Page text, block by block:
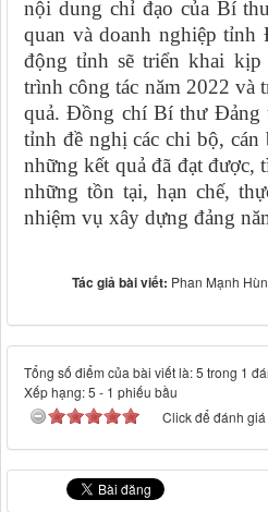
nội dung chỉ đạo của Bí
quan và doanh nghiệp
động tỉnh sẽ triển khai
trình công tác năm 2022 và
quả. Đồng chí Bí thư Đảng
tỉnh đề nghị các chi bộ,
những kết quả đã đạt được,
những tồn tại, hạn chế,
nhiệm vụ xây dựng đảng
Tác giả bài viết: Phan Mạnh
Tổng số điểm của bài viết là: 5 trong 1
Xếp hạng:5 - 1 phiếu bầu
Click để đánh